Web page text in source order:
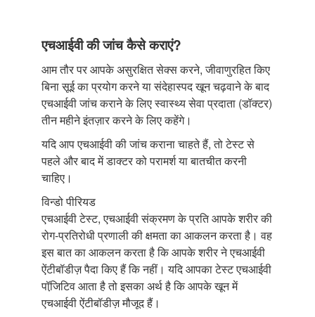
एचआईवी की जांच कैसे कराएं?
आम तौर पर आपके असुरक्षित सेक्स करने, जीवाणुरहित किए
बिना सूई का प्रयोग करने या संदेहास्पद खून चढ़वाने के बाद
एचआईवी जांच कराने के लिए स्वास्थ्य सेवा प्रदाता (डॉक्टर)
तीन महीने इंतज़ार करने के लिए कहेंगे।
यदि आप एचआईवी की जांच कराना चाहते हैं, तो टेस्ट से
पहले और बाद में डाक्टर को परामर्श या बातचीत करनी
चाहिए।
विन्डो पीरियड
एचआईवी टेस्ट, एचआईवी संक्रमण के प्रति आपके शरीर की
रोग-प्रतिरोधी प्रणाली की क्षमता का आकलन करता है। वह
इस बात का आकलन करता है कि आपके शरीर ने एचआईवी
ऐंटीबॉडीज़ पैदा किए हैं कि नहीं। यदि आपका टेस्ट एचआईवी
पॉजि़टिव आता है तो इसका अर्थ है कि आपके खून में
एचआईवी ऐंटीबॉडीज़ मौजूद हैं।